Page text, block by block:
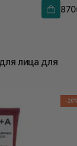
лица для
-